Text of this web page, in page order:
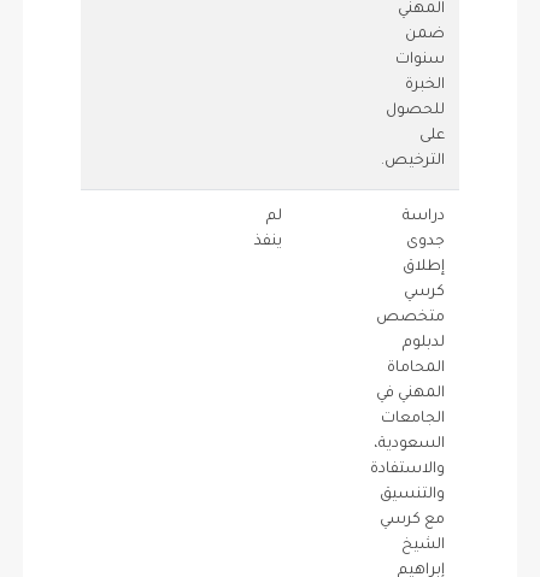
المهني
ضمن
سنوات
الخبرة
للحصول
على
الترخيص.
دراسة
جدوى
إطلاق
كرسي
متخصص
لدبلوم
المحاماة
المهني في
الجامعات
السعودية،
والاستفادة
والتنسيق
مع كرسي
الشيخ
إبراهيم
ينفذ